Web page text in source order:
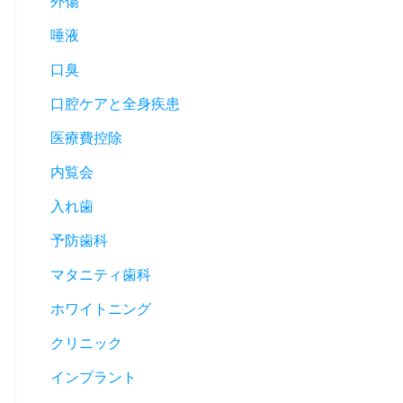
唾液
口臭
口腔ケアと全身疾患
医療費控除
内覧会
入れ歯
予防歯科
マタニティ歯科
ホワイトニング
クリニック
インプラント